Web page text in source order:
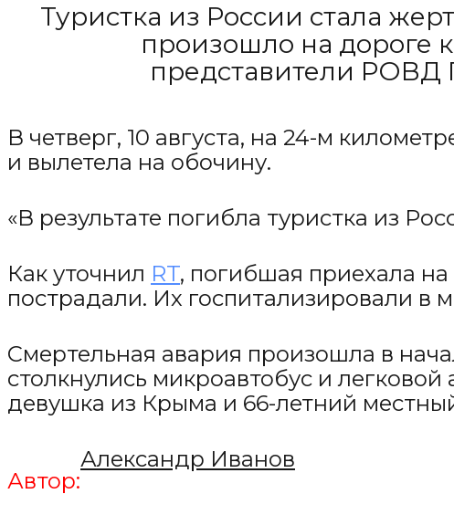
Туристка из России стала
произошло на дороге
представители РОВД
В четверг, 10 августа, на 24-м
и вылетела на обочину.
«В результате погибла туристка из
Как уточнил RT, погибшая приехала
пострадали. Их госпитализировали в
Смертельная авария произошла в
столкнулись микроавтобус и
девушка из Крыма и 66-летний
Автор:
Александр Иванов